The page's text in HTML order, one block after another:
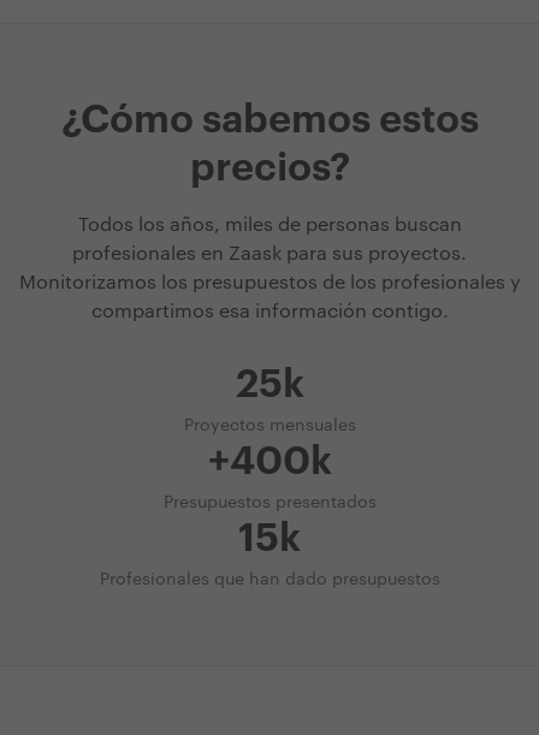
¿Cómo sabemos estos
precios?
Todos los años, miles de personas buscan
profesionales en Zaask para sus proyectos.
Monitorizamos los presupuestos de los profesionales y
compartimos esa información contigo.
25k
Proyectos mensuales
+400k
Presupuestos presentados
15k
Profesionales que han dado presupuestos